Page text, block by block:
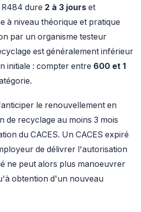
R484 dure 2 à 3 jours et
à niveau théorique et pratique
par un organisme testeur
est généralement inférieur
initiale : compter entre 600 et 1
le renouvellement en
de recyclage au moins 3 mois
du CACES. Un CACES expiré
de délivrer l'autorisation
ne peut alors plus manoeuvrer
obtention d'un nouveau